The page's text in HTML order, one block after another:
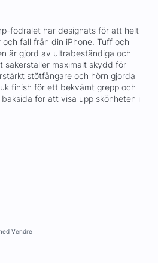
fodralet har designats för att helt
fall från din iPhone. Tuff och
är gjord av ultrabeständiga och
säkerställer maximalt skydd för
stötfångare och hörn gjorda
finish för ett bekvämt grepp och
för att visa upp skönheten i
Vendre